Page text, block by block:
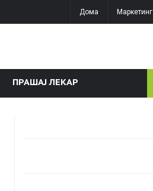
Дома Маркетинг
ПРАШАЈ ЛЕКАР